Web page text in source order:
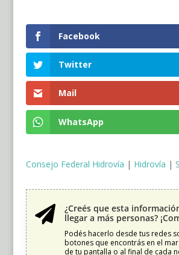
Facebook
Twitter
Mail
WhatsApp
Consejo Federal Hidrovía | Hidrovía |

¿Creés que esta
llegar a más personas?
Podés hacerlo desde tus redes
botones que encontrás en el
de tu pantalla o al final de cada